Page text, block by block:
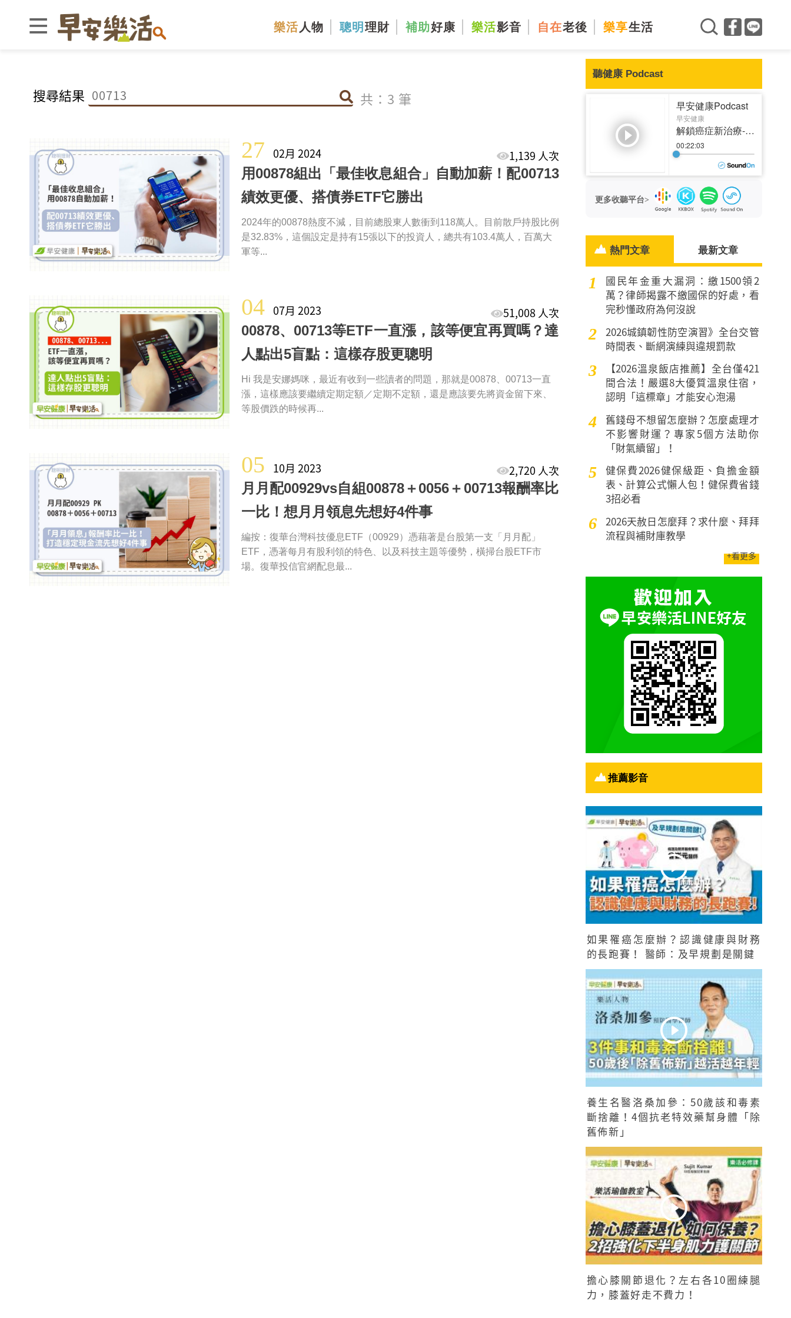
樂活 人物 聰明 理財 補助好康 樂活影音 自在老後 樂享生活
搜尋結果 共：3 筆
27 02月 2024
1,139 人次
用00878組出「最佳收息組合」自動加薪！配00713
績效更優、搭債券ETF它勝出
2024年的00878熱度不減，目前總股東人數衝到118萬人。目前散戶持股比例
是32.83%，這個設定是持有15張以下的投資人，總共有103.4萬人，百萬大
軍等...
04 07月 2023
51,008 人次
00878、00713等ETF一直漲，該等便宜再買嗎？達
人點出5盲點：這樣存股更聰明
Hi 我是安娜媽咪，最近有收到一些讀者的問題，那就是00878、00713一直
漲，這樣應該要繼續定期定額／定期不定額，還是應該要先將資金留下來、
等股價跌的時候再...
05 10月 2023
2,720 人次
月月配00929vs自組00878＋0056＋00713報酬率比
一比！想月月領息先想好4件事
編按：復華台灣科技優息ETF（00929）憑藉著是台股第一支「月月配」
ETF，憑著每月有股利領的特色、以及科技主題等優勢，橫掃台股ETF市
場。復華投信官網配息最...
聽健康 Podcast
更多收聽平台>
熱門文章 最新文章
1
國民年金重大漏洞：繳1500領2
萬？律師揭露不繳國保的好處，看
完秒懂政府為何沒說
2
2026城鎮韌性防空演習》全台交管
時間表、斷網演練與違規罰款
3
【2026溫泉飯店推薦】全台僅421
間合法！嚴選8大優質溫泉住宿，
認明「這標章」才能安心泡湯
4
舊錢母不想留怎麼辦？怎麼處理才
不影響財運？專家5個方法助你
「財氣續留」！
5
健保費2026健保級距、負擔金額
表、計算公式懶人包！健保費省錢
3招必看
6
2026天赦日怎麼拜？求什麼、拜拜
流程與補財庫教學
+看更多
推薦影音
如果罹癌怎麼辦？認識健康與財務
的長跑賽！ 醫師：及早規劃是關鍵
養生名醫洛桑加參：50歲該和毒素
斷捨離！4個抗老特效藥幫身體「除
舊佈新」
擔心膝關節退化？左右各10圈練腿
力，膝蓋好走不費力！